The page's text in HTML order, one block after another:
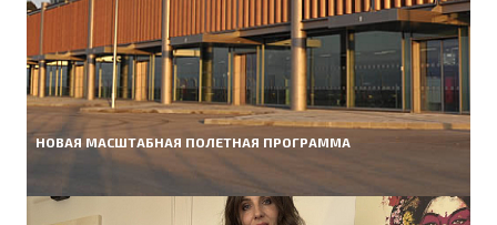
НОВАЯ МАСШТАБНАЯ ПОЛЕТНАЯ ПРОГРАММА